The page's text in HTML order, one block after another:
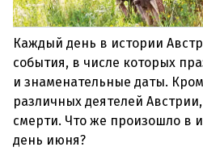
Каждый день в истории
события, в числе которых
и знаменательные даты.
различных деятелей
смерти. Что же произошло в
день июня?